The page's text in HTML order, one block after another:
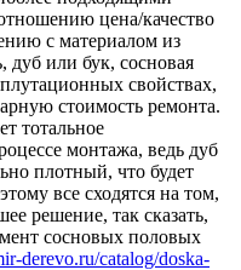
цена/качество
с материалом из
или бук, сосновая
свойствах,
стоимость ремонта.
тотальное
монтажа, ведь дуб
плотный, что будет
все сходятся на том,
решение, так сказать,
сосновых половых
derevo.ru/catalog/doska-